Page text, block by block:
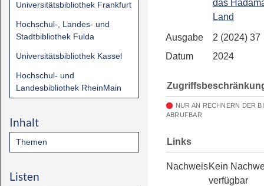
Universitätsbibliothek Frankfurt
Hochschul-, Landes- und
Stadtbibliothek Fulda
Universitätsbibliothek Kassel
Hochschul- und
Landesbibliothek RheinMain
Inhalt
Themen
Listen
das
Land
Ausgabe
2 (2024) 37
Datum
2024
NUR AN RECHNERN DER
ABRUFBAR
Links
NachweisKein
verfügbar